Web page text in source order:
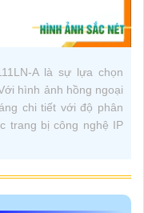
A là sự lựa chọn
hình ảnh hồng ngoại
chi tiết với độ phân
trang bị công nghệ IP